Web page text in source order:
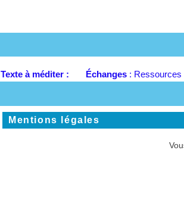
Texte à méditer : Échanges : Ressources
Mentions légales